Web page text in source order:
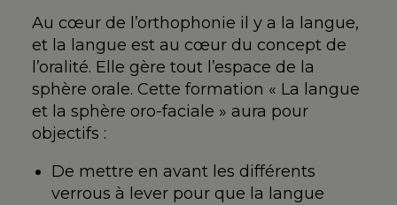
Au cœur de l’orthophonie il y a la langue,
et la langue est au cœur du concept de
l’oralité. Elle gère tout l’espace de la
sphère orale. Cette formation « La langue
et la sphère oro-faciale » aura pour
objectifs :
De mettre en avant les différents
verrous à lever pour que la langue